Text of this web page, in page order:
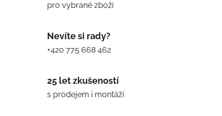
pro vybrané zboží
Nevíte si rady?
+420 775 668 462
25 let zkušeností
s prodejem i montáží